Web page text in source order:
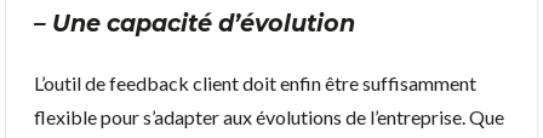
– Une capacité d’évolution
L’outil de feedback client doit enfin être suffisamment
flexible pour s’adapter aux évolutions de l’entreprise. Que